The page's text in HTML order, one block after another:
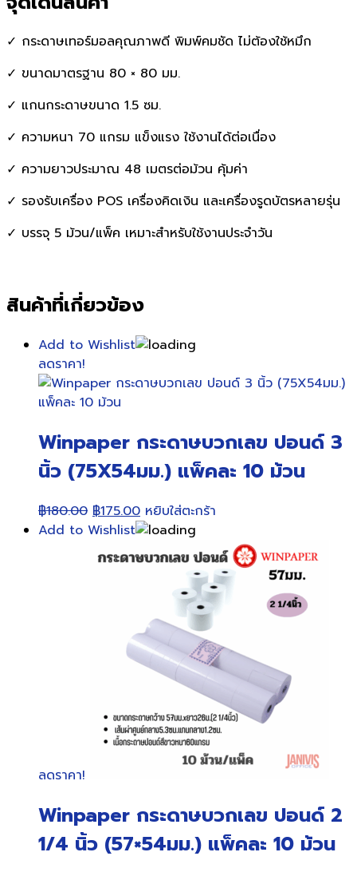
✓ กระดาษเทอร์มอลคุณภาพดี พิมพ์คมชัด ไม่ต้องใช้หมึก
✓ ขนาดมาตรฐาน 80 × 80 มม.
✓ แกนกระดาษขนาด 1.5 ซม.
✓ ความหนา 70 แกรม แข็งแรง ใช้งานได้ต่อเนื่อง
✓ ความยาวประมาณ 48 เมตรต่อม้วน คุ้มค่า
✓ รองรับเครื่อง POS เครื่องคิดเงิน และเครื่องรูดบัตรหลายรุ่น
✓ บรรจุ 5 ม้วน/แพ็ค เหมาะสำหรับใช้งานประจำวัน
สินค้าที่เกี่ยวข้อง
Add to Wishlist
ลดราคา!
Winpaper กระดาษบวกเลข ปอนด์ 3
นิ้ว (75X54มม.) แพ็คละ 10 ม้วน
฿180.00 Original
price
฿180.00.
฿175.00Current
price
฿175.00.
หยิบใส่ตะกร้า
Add to Wishlist
ลดราคา!
Winpaper กระดาษบวกเลข ปอนด์ 2
1/4 นิ้ว (57×54มม.) แพ็คละ 10 ม้วน